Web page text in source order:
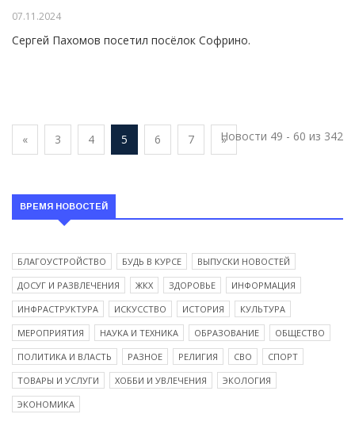
07.11.2024
Сергей Пахомов посетил посёлок Софрино.
« 3 4 5 6 7 »
Новости 49 - 60 из 342
ВРЕМЯ НОВОСТЕЙ
БЛАГОУСТРОЙСТВО БУДЬ В КУРСЕ
ВЫПУСКИ НОВОСТЕЙ
ДОСУГ И РАЗВЛЕЧЕНИЯ
ЖКХ ЗДОРОВЬЕ
ИНФОРМАЦИЯ
ИНФРАСТРУКТУРА
ИСКУССТВО ИСТОРИЯ
КУЛЬТУРА
МЕРОПРИЯТИЯ
НАУКА И ТЕХНИКА ОБРАЗОВАНИЕ
ОБЩЕСТВО
ПОЛИТИКА И ВЛАСТЬ
РАЗНОЕ РЕЛИГИЯ СВО
СПОРТ
ТОВАРЫ И УСЛУГИ
ХОББИ И УВЛЕЧЕНИЯ
ЭКОЛОГИЯ
ЭКОНОМИКА